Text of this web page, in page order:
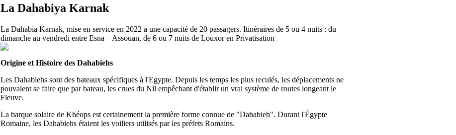
La Dahabiya Karnak
La Dahabia Karnak, mise en service en 2022 a une capacité de 20 passagers. Itinéraires de 5 ou 4 nuits : du
dimanche au vendredi entre Esna – Assouan, de 6 ou 7 nuits de Louxor en Privatisation
Origine et Histoire des Dahabiehs
Les Dahabiehs sont des bateaux spécifiques à l'Egypte. Depuis les temps les plus reculés, les déplacements ne
pouvaient se faire que par bateau, les crues du Nil empêchant d'établir un vrai système de routes longeant le
Fleuve.
La barque solaire de Khéops est certainement la première forme connue de "Dahabieh". Durant l'Égypte
Romaine, les Dahabiehs étaient les voiliers utilisés par les préfets Romains.